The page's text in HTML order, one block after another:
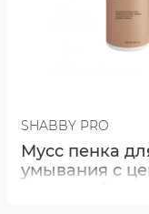
SHABBY PRO
Мусс пенка
умывания с